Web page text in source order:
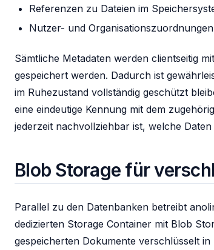
Referenzen zu Dateien im
Nutzer- und Organisationszuordnungen
Sämtliche Metadaten werden clientseitig
gespeichert werden. Dadurch ist
im Ruhezustand vollständig geschützt
eine eindeutige Kennung mit dem
jederzeit nachvollziehbar ist, welche
Blob Storage für
Parallel zu den Datenbanken betreibt
dedizierten Storage Container mit Blob
gespeicherten Dokumente verschlüsselt